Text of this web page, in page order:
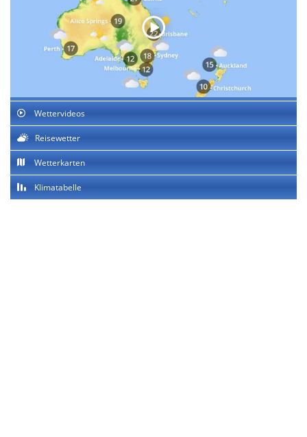
Wettervideos
Reisewetter
Wetterkarten
Klimatabelle